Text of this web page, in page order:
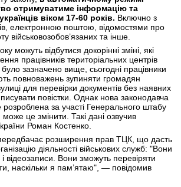
отримуватиме інформацію та
віком 17-60 років. Включно з
електронною поштою, відомостями про
військовозобов’язаних та інше.
можуть відбутися докорінні зміні, які
працівників територіальних центрів
зазначено вище, сьогодні працівники
повноважень зупиняти громадян
для перевірки документів без наявних
повістки. Однак нова законодавча
розроблена за участі Генерального штабу
це змінити. Такі дані озвучив
Роман Костенко.
розширення прав ТЦК, що дасть
діяльності військових служб: "Вони
відеозаписи. Вони зможуть перевіряти
наскільки я пам’ятаю", — повідомив